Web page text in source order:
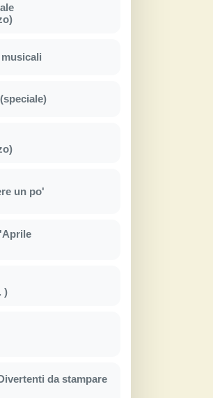
un po'
)
da stampare